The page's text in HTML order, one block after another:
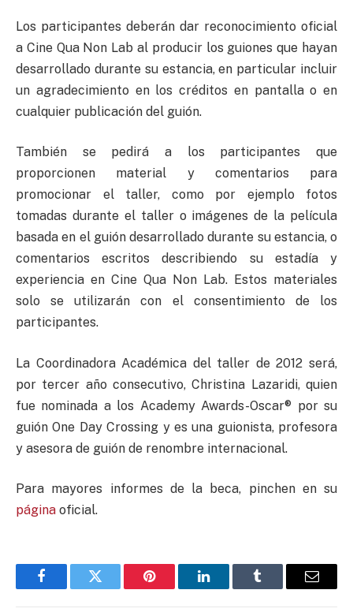
Los participantes deberán dar reconocimiento oficial
a Cine Qua Non Lab al producir los guiones que hayan
desarrollado durante su estancia, en particular incluir
un agradecimiento en los créditos en pantalla o en
cualquier publicación del guión.
También se pedirá a los participantes que
proporcionen material y comentarios para
promocionar el taller, como por ejemplo fotos
tomadas durante el taller o imágenes de la película
basada en el guión desarrollado durante su estancia, o
comentarios escritos describiendo su estadía y
experiencia en Cine Qua Non Lab. Estos materiales
solo se utilizarán con el consentimiento de los
participantes.
La Coordinadora Académica del taller de 2012 será,
por tercer año consecutivo, Christina Lazaridi, quien
fue nominada a los Academy Awards-Oscar® por su
guión One Day Crossing y es una guionista, profesora
y asesora de guión de renombre internacional.
Para mayores informes de la beca, pinchen en su
página oficial.
FacebookTwitter Pinterest LinkedInTumblr Email